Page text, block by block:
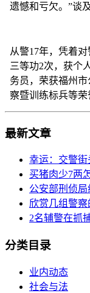
遗憾和亏欠。”谈
从警17年，凭着
三等功2次，获个
务员，荣获福州
察暨训练标兵等荣
最新文章
幸运：交警
买猪肉少7两
公安部刑侦
欣赏几组警察
2名辅警在抓
分类目录
业内动态
社会与法